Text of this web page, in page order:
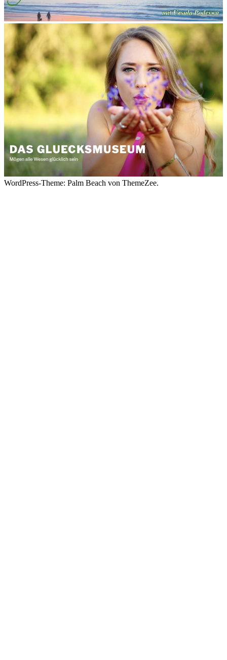
WordPress-Theme: Palm Beach von ThemeZee.